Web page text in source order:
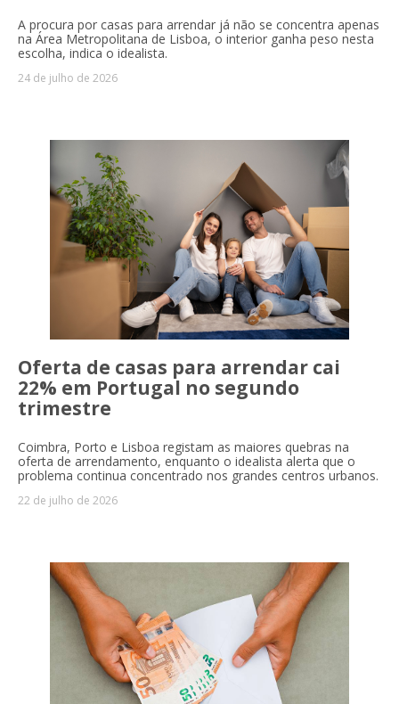
A procura por casas para arrendar já não se concentra apenas
na Área Metropolitana de Lisboa, o interior ganha peso nesta
escolha, indica o idealista.
24 de julho de 2026
Oferta de casas para arrendar cai
22% em Portugal no segundo
trimestre
Coimbra, Porto e Lisboa registam as maiores quebras na
oferta de arrendamento, enquanto o idealista alerta que o
problema continua concentrado nos grandes centros urbanos.
22 de julho de 2026